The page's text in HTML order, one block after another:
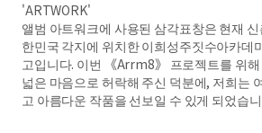
'ARTWORK'
앨범 아트워크에 사용된 삼각표창은 현재
한민국 각지에 위치한 이희성주짓수아카데
고입니다. 이번 《Arrm8》 프로젝트를 위
넓은 마음으로 허락해 주신 덕분에, 저희는
고 아름다운 작품을 선보일 수 있게 되었습